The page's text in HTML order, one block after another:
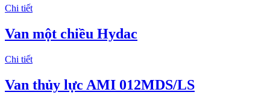
Chi tiết
Van một chiều Hydac
Chi tiết
Van thủy lực AMI 012MDS/LS